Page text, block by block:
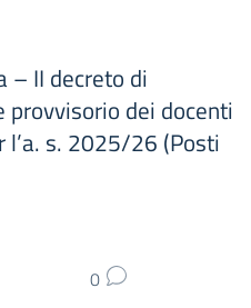
– II decreto di
provvisorio dei docenti
s. 2025/26 (Posti
0